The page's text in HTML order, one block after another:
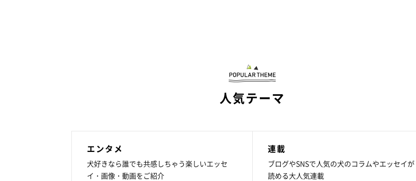
人気テーマ
エンタメ
犬好きなら誰でも共感しちゃう楽しいエッセ
イ・画像・動画をご紹介
連載
ブログやSNSで人気の犬のコラムやエッセイが
読める大人気連載